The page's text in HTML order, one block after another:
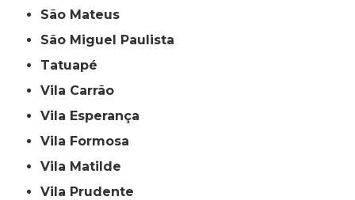
São Mateus
São Miguel Paulista
Tatuapé
Vila Carrão
Vila Esperança
Vila Formosa
Vila Matilde
Vila Prudente